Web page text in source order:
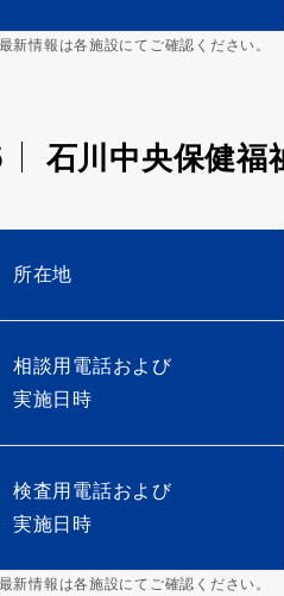
新情報は各施設にてご確認ください。
石川中央保健
所在地
相談用電話および
実施日時
検査用電話および
実施日時
新情報は各施設にてご確認ください。